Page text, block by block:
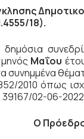
18).
δημόσια
Μαΐου
2010 όπως
39167/02-06-
Ο